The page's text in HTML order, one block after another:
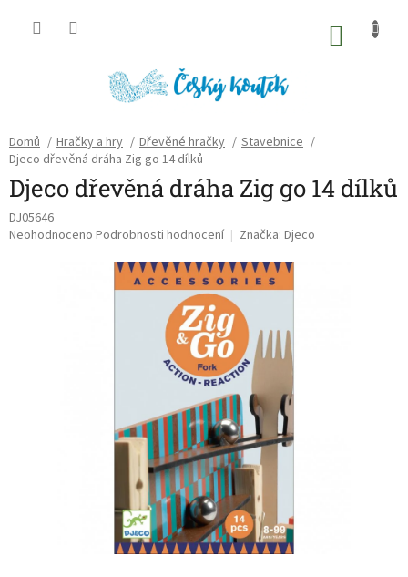
Domů / Hračky a hry / Dřevěné hračky / Stavebnice /
Djeco dřevěná dráha Zig go 14 dílků
Djeco dřevěná dráha Zig go 14 dílků
DJ05646
Průměrné
Neohodnoceno Podrobnosti hodnocení Značka: Djeco